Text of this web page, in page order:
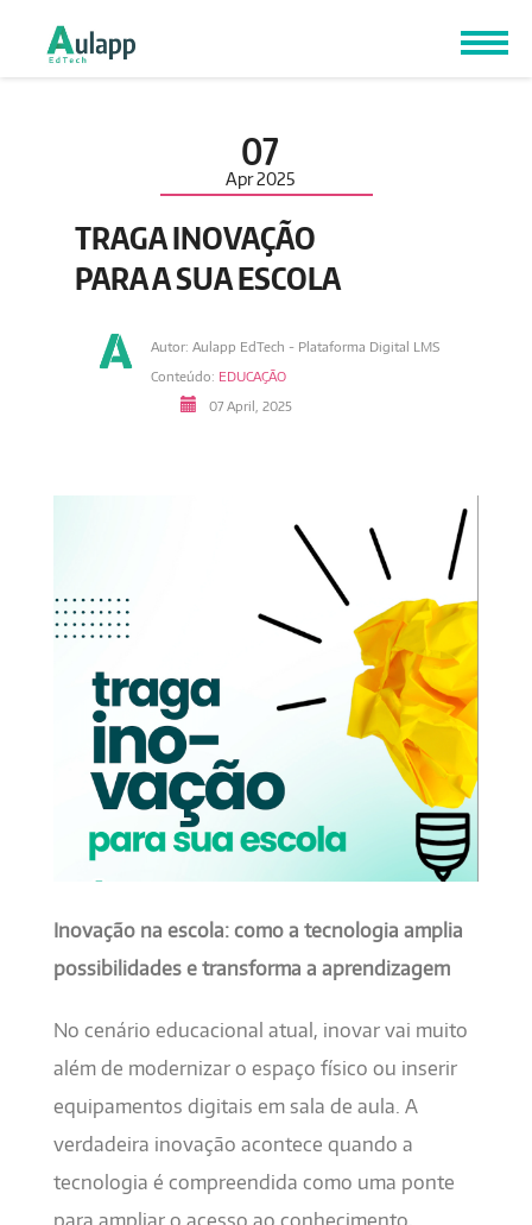
07
Apr2025
TRAGA INOVAÇÃO
PARA A SUA ESCOLA
Autor: Aulapp EdTech - Plataforma Digital LMS
Conteúdo: EDUCAÇÃO
07 April, 2025
Inovação na escola: como a tecnologia amplia
possibilidades e transforma a aprendizagem
No cenário educacional atual, inovar vai muito
além de modernizar o espaço físico ou inserir
equipamentos digitais em sala de aula. A
verdadeira inovação acontece quando a
tecnologia é compreendida como uma ponte
para ampliar o acesso ao conhecimento,